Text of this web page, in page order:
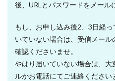
後、URLとパスワードをメール
もし、お申し込み後2、3日経
いていない場合は、受信メー
確認くださいませ。
やはり届いていない場合は、
ルかお電話にてご連絡ください